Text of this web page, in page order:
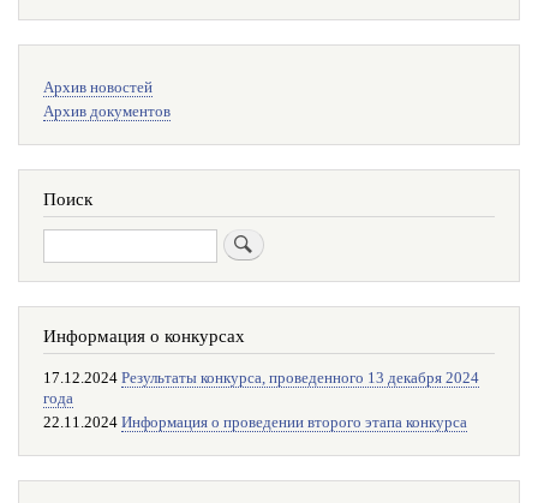
поиска
Архив новостей
Архив документов
Поиск
Поиск
Информация о конкурсах
17.12.2024 Результаты конкурса, проведенного 13 декабря 2024
года
22.11.2024 Информация о проведении второго этапа конкурса